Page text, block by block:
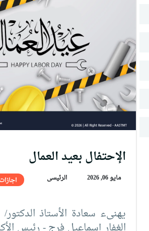
التدريب والخدمة المجتمعية
الإستشارات
الإحتفال بعيد العمال
مايو 06, 2026 الرئيسى اجازات
يهنىء سعادة الأستاذ